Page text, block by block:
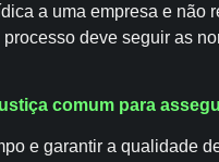
a uma empresa e
deve seguir as
comum para
e garantir a qualidade